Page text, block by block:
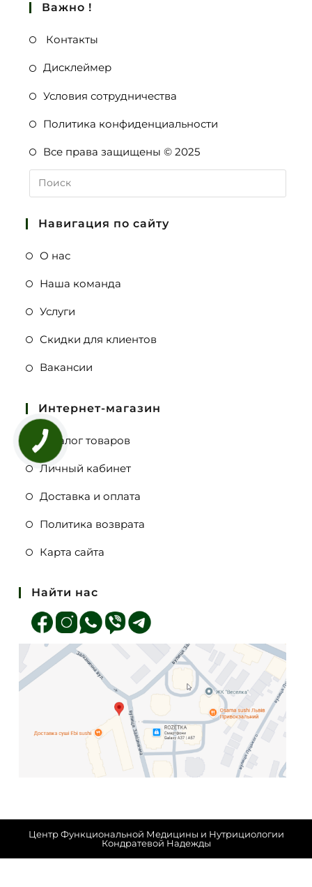
Важно !
Контакты
Дисклеймер
Условия сотрудничества
Политика конфиденциальности
Все права защищены © 2025
Навигация по сайту
О нас
Наша команда
Услуги
Скидки для клиентов
Вакансии
Интернет-магазин
Каталог товаров
Личный кабинет
Доставка и оплата
Политика возврата
Карта сайта
Найти нас
Центр Функциональной Медицины и Нутрициологии
Кондратевой Надежды